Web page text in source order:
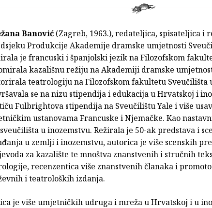
Banović (Zagreb, 1963.), redateljica, spisateljica i
Produkcije Akademije dramske umjetnosti
je francuski i španjolski jezik na Filozofskom
kazališnu režiju na Akademiji dramske
teatrologiju na Filozofskom fakultetu Sveučilišta
se na nizu stipendija i edukacija u Hrvatskoj i
Fulbrightova stipendija na Sveučilištu Yale i više
ustanovama Francuske i Njemačke. Kao
u inozemstvu. Režirala je 50-ak predstava i
u zemlji i inozemstvu, autorica je više scenskih
za kazalište te mnoštva znanstvenih i stručnih
recenzentica više znanstvenih članaka i
i teatroloških izdanja.
je više umjetničkih udruga i mreža u Hrvatskoj i u